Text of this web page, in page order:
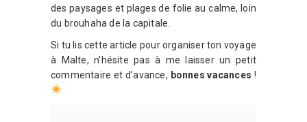
des paysages et plages de folie au calme, loin
du brouhaha de la capitale.
Si tu lis cette article pour organiser ton voyage
à Malte, n’hésite pas à me laisser un petit
commentaire et d’avance, bonnes vacances !